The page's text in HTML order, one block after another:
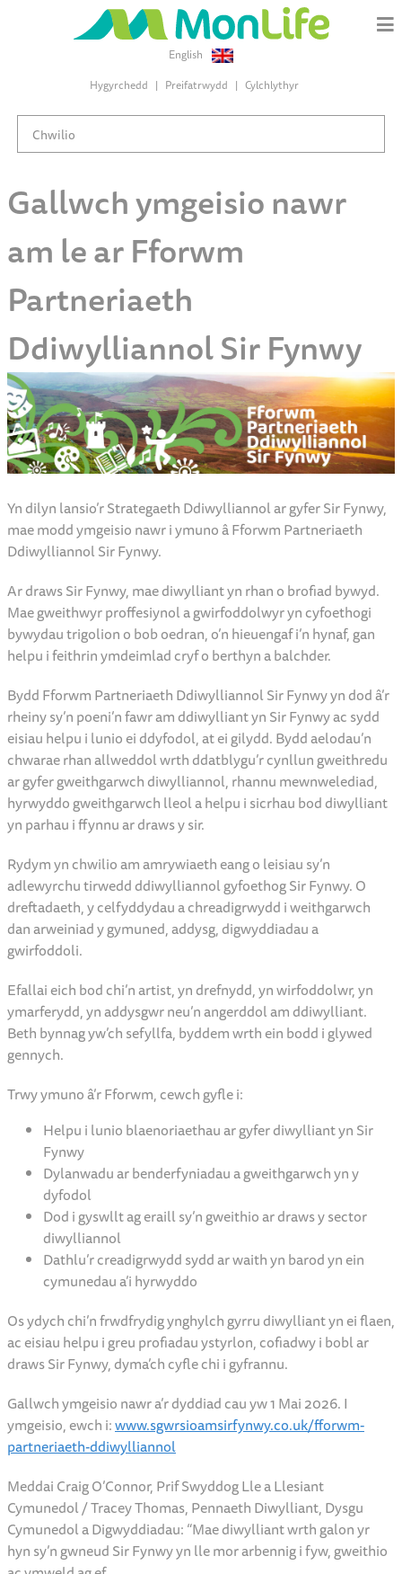
English
Hygyrchedd
Preifatrwydd Cylchlythyr
Gallwch ymgeisio nawr
am le ar Fforwm
Partneriaeth
Ddiwylliannol Sir Fynwy
Yn dilyn lansio’r Strategaeth Ddiwylliannol ar gyfer Sir Fynwy,
mae modd ymgeisio nawr i ymuno â Fforwm Partneriaeth
Ddiwylliannol Sir Fynwy.
Ar draws Sir Fynwy, mae diwylliant yn rhan o brofiad bywyd.
Mae gweithwyr proffesiynol a gwirfoddolwyr yn cyfoethogi
bywydau trigolion o bob oedran, o’n hieuengaf i’n hynaf, gan
helpu i feithrin ymdeimlad cryf o berthyn a balchder.
Bydd Fforwm Partneriaeth Ddiwylliannol Sir Fynwy yn dod â’r
rheiny sy’n poeni’n fawr am ddiwylliant yn Sir Fynwy ac sydd
eisiau helpu i lunio ei ddyfodol, at ei gilydd. Bydd aelodau’n
chwarae rhan allweddol wrth ddatblygu’r cynllun gweithredu
ar gyfer gweithgarwch diwylliannol, rhannu mewnwelediad,
hyrwyddo gweithgarwch lleol a helpu i sicrhau bod diwylliant
yn parhau i ffynnu ar draws y sir.
Rydym yn chwilio am amrywiaeth eang o leisiau sy’n
adlewyrchu tirwedd ddiwylliannol gyfoethog Sir Fynwy. O
dreftadaeth, y celfyddydau a chreadigrwydd i weithgarwch
dan arweiniad y gymuned, addysg, digwyddiadau a
gwirfoddoli.
Efallai eich bod chi’n artist, yn drefnydd, yn wirfoddolwr, yn
ymarferydd, yn addysgwr neu’n angerddol am ddiwylliant.
Beth bynnag yw’ch sefyllfa, byddem wrth ein bodd i glywed
gennych.
Trwy ymuno â’r Fforwm, cewch gyfle i:
Helpu i lunio blaenoriaethau ar gyfer diwylliant yn Sir
Fynwy
Dylanwadu ar benderfyniadau a gweithgarwch yn y
dyfodol
Dod i gyswllt ag eraill sy’n gweithio ar draws y sector
diwylliannol
Dathlu’r creadigrwydd sydd ar waith yn barod yn ein
cymunedau a’i hyrwyddo
Os ydych chi’n frwdfrydig ynghylch gyrru diwylliant yn ei flaen,
ac eisiau helpu i greu profiadau ystyrlon, cofiadwy i bobl ar
draws Sir Fynwy, dyma’ch cyfle chi i gyfrannu.
Gallwch ymgeisio nawr a’r dyddiad cau yw 1 Mai 2026. I
ymgeisio, ewch i:www.sgwrsioamsirfynwy.co.uk/fforwm-
partneriaeth-ddiwylliannol
Meddai Craig O’Connor, Prif Swyddog Lle a Llesiant
Cymunedol / Tracey Thomas, Pennaeth Diwylliant, Dysgu
Cymunedol a Digwyddiadau: “Mae diwylliant wrth galon yr
hyn sy’n gwneud Sir Fynwy yn lle mor arbennig i fyw, gweithio